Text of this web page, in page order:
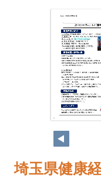
150
埼玉県健康